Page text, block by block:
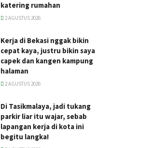
katering rumahan
2 AGUSTUS 2026
Kerja di Bekasi nggak bikin
cepat kaya, justru bikin saya
capek dan kangen kampung
halaman
2 AGUSTUS 2026
Di Tasikmalaya, jadi tukang
parkir liar itu wajar, sebab
lapangan kerja di kota ini
begitu langka!